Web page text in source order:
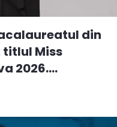
din
titlul Miss
2026.